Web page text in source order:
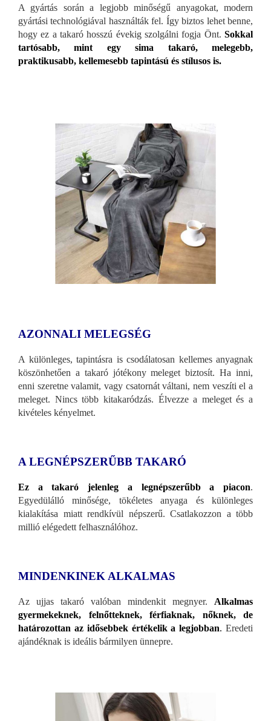
A gyártás során a legjobb minőségű anyagokat, modern
gyártási technológiával használták fel. Így biztos lehet benne,
hogy ez a takaró hosszú évekig szolgálni fogja Önt. Sokkal
tartósabb, mint egy sima takaró, melegebb,
praktikusabb, kellemesebb tapintású és stílusos is.
AZONNALI MELEGSÉG
A különleges, tapintásra is csodálatosan kellemes anyagnak
köszönhetően a takaró jótékony meleget biztosít. Ha inni,
enni szeretne valamit, vagy csatornát váltani, nem veszíti el a
meleget. Nincs több kitakaródzás. Élvezze a meleget és a
kivételes kényelmet.
A LEGNÉPSZERŰBB TAKARÓ
Ez a takaró jelenleg a legnépszerűbb a piacon.
Egyedülálló minősége, tökéletes anyaga és különleges
kialakítása miatt rendkívül népszerű. Csatlakozzon a több
millió elégedett felhasználóhoz.
MINDENKINEK ALKALMAS
Az ujjas takaró valóban mindenkit megnyer. Alkalmas
gyermekeknek, felnőtteknek, férfiaknak, nőknek, de
határozottan az idősebbek értékelik a legjobban. Eredeti
ajándéknak is ideális bármilyen ünnepre.